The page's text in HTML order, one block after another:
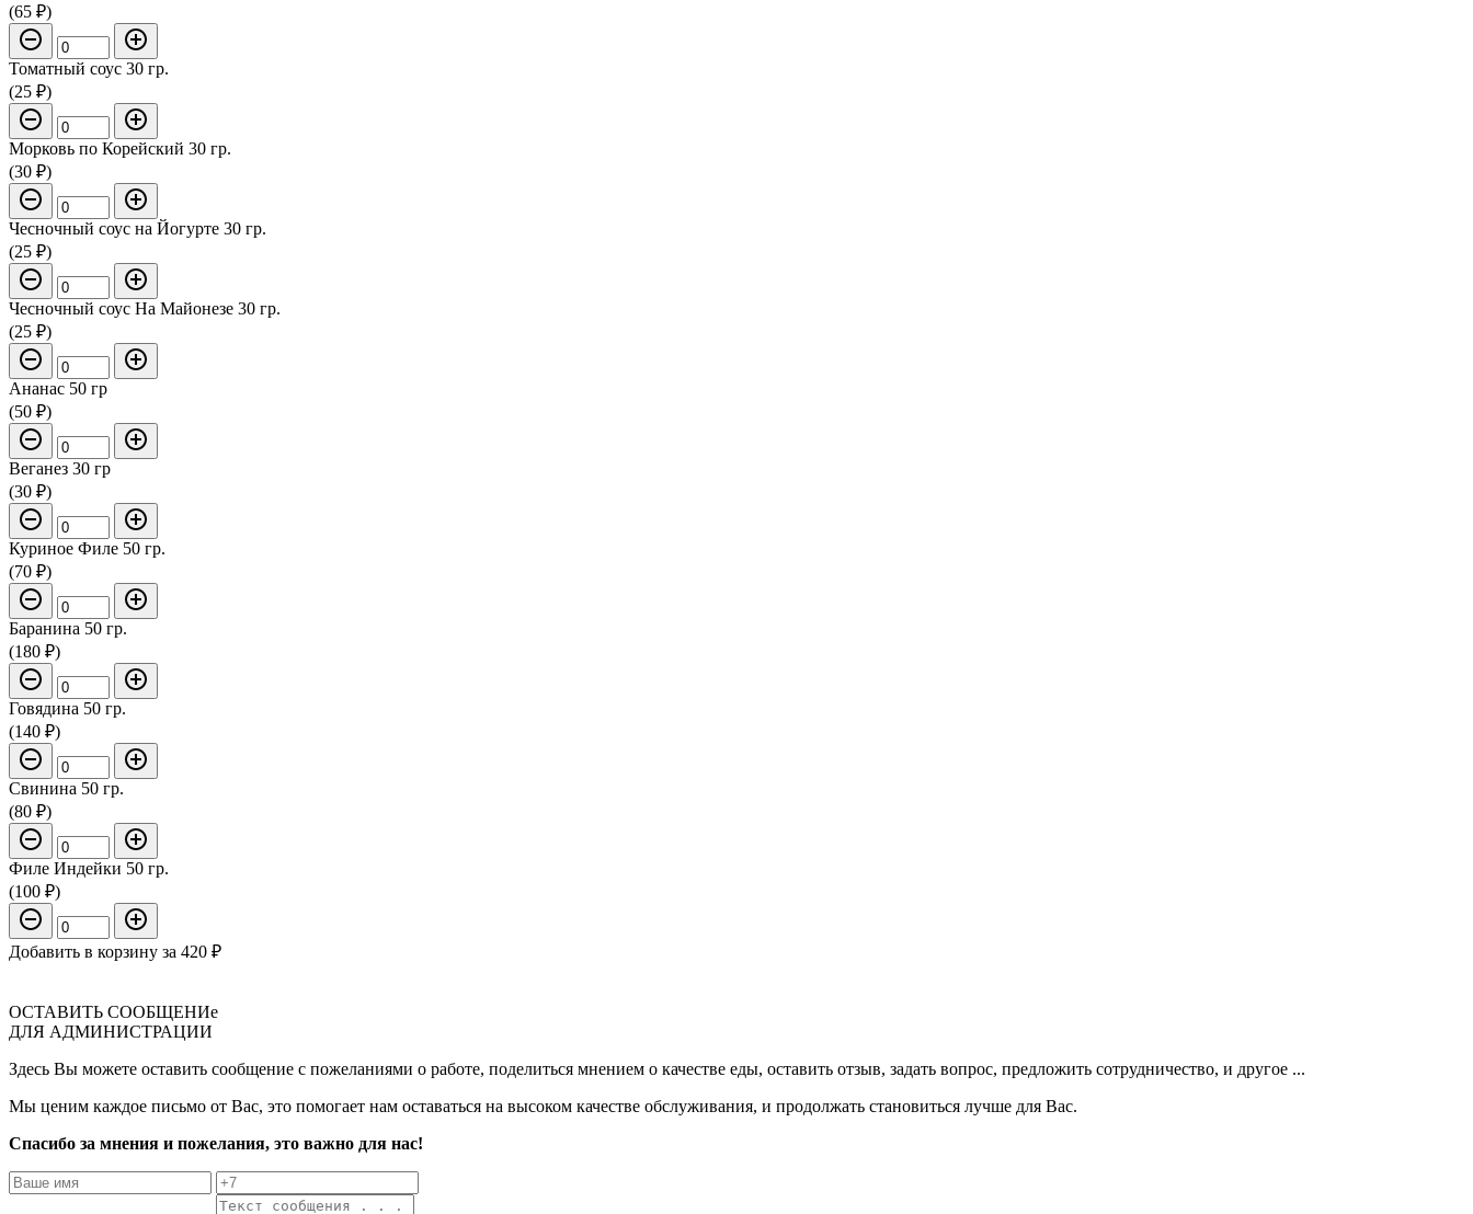
(65 ₽)
Томатный соус 30 гр.
(25 ₽)
Морковь по Корейский 30 гр.
(30 ₽)
Чесночный соус на Йогурте 30 гр.
(25 ₽)
Чесночный соус На Майонезе 30 гр.
(25 ₽)
Ананас 50 гр
(50 ₽)
Веганез 30 гр
(30 ₽)
Куриное Филе 50 гр.
(70 ₽)
Баранина 50 гр.
(180 ₽)
Говядина 50 гр.
(140 ₽)
Свинина 50 гр.
(80 ₽)
Филе Индейки 50 гр.
(100 ₽)
Добавить в корзину за 420 ₽
ОСТАВИТЬ СООБЩЕНИе
ДЛЯ АДМИНИСТРАЦИИ
Здесь Вы можете оставить сообщение с пожеланиями о работе, поделиться мнением о качестве еды, оставить отзыв, задать вопрос, предложить сотрудничество, и другое ...
Мы ценим каждое письмо от Вас, это помогает нам оставаться на высоком качестве обслуживания, и продолжать становиться лучше для Вас.
Спасибо за мнения и пожелания, это важно для нас!